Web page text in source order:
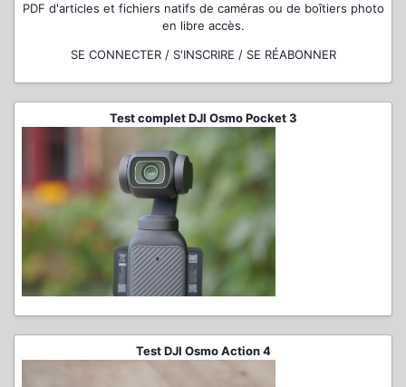
PDF d'articles et fichiers natifs de caméras ou de boîtiers photo
en libre accès.
SE CONNECTER / S'INSCRIRE / SE RÉABONNER
Test complet DJI Osmo Pocket 3
Test DJI Osmo Action 4